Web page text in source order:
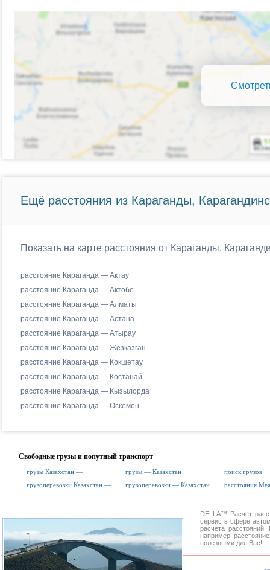
Ещё расстояния из Караганды,
Показать на карте расстояния от Караганды,
расстояние Караганда — Актау
расстояние Караганда — Актобе
расстояние Караганда — Алматы
расстояние Караганда — Астана
расстояние Караганда — Атырау
расстояние Караганда — Жезказган
расстояние Караганда — Кокшетау
расстояние Караганда — Костанай
расстояние Караганда — Кызылорда
расстояние Караганда — Оскемен
Свободные грузы и попутный транспорт
грузы Казахстан — грузы — Казахстан
поиск грузов
грузоперевозки Казахстан —
грузоперевозки — Казахстан расстояния
DELLA™ Расчет
сервис в сфере
расчета
например,
полезными для Вас!